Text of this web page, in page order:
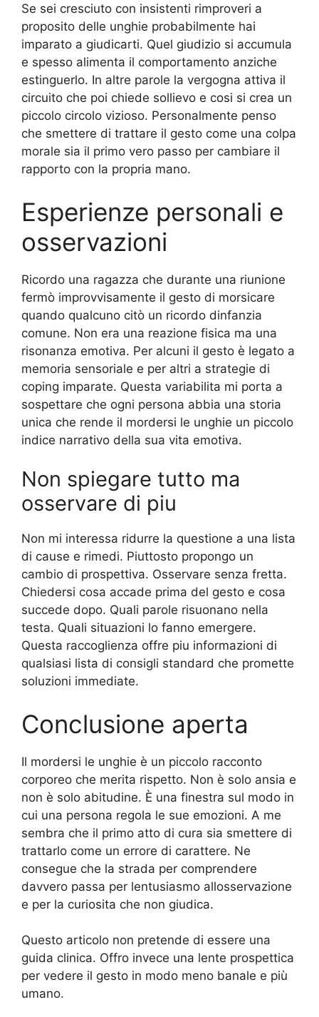
Se sei cresciuto con insistenti rimproveri a
proposito delle unghie probabilmente hai
imparato a giudicarti. Quel giudizio si accumula
e spesso alimenta il comportamento anziche
estinguerlo. In altre parole la vergogna attiva il
circuito che poi chiede sollievo e cosi si crea un
piccolo circolo vizioso. Personalmente penso
che smettere di trattare il gesto come una colpa
morale sia il primo vero passo per cambiare il
rapporto con la propria mano.
Esperienze personali e
osservazioni
Ricordo una ragazza che durante una riunione
fermò improvvisamente il gesto di morsicare
quando qualcuno citò un ricordo dinfanzia
comune. Non era una reazione fisica ma una
risonanza emotiva. Per alcuni il gesto è legato a
memoria sensoriale e per altri a strategie di
coping imparate. Questa variabilita mi porta a
sospettare che ogni persona abbia una storia
unica che rende il mordersi le unghie un piccolo
indice narrativo della sua vita emotiva.
Non spiegare tutto ma
osservare di piu
Non mi interessa ridurre la questione a una lista
di cause e rimedi. Piuttosto propongo un
cambio di prospettiva. Osservare senza fretta.
Chiedersi cosa accade prima del gesto e cosa
succede dopo. Quali parole risuonano nella
testa. Quali situazioni lo fanno emergere.
Questa raccoglienza offre piu informazioni di
qualsiasi lista di consigli standard che promette
soluzioni immediate.
Conclusione aperta
Il mordersi le unghie è un piccolo racconto
corporeo che merita rispetto. Non è solo ansia e
non è solo abitudine. È una finestra sul modo in
cui una persona regola le sue emozioni. A me
sembra che il primo atto di cura sia smettere di
trattarlo come un errore di carattere. Ne
consegue che la strada per comprendere
davvero passa per lentusiasmo allosservazione
e per la curiosita che non giudica.
Questo articolo non pretende di essere una
guida clinica. Offro invece una lente prospettica
per vedere il gesto in modo meno banale e più
umano.